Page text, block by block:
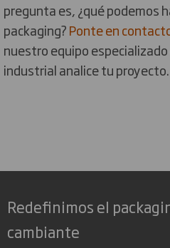
pregunta es, ¿qué podemos
packaging?Ponte en
nuestro equipo
industrial analice tu proyecto.
Redefinimos el
cambiante